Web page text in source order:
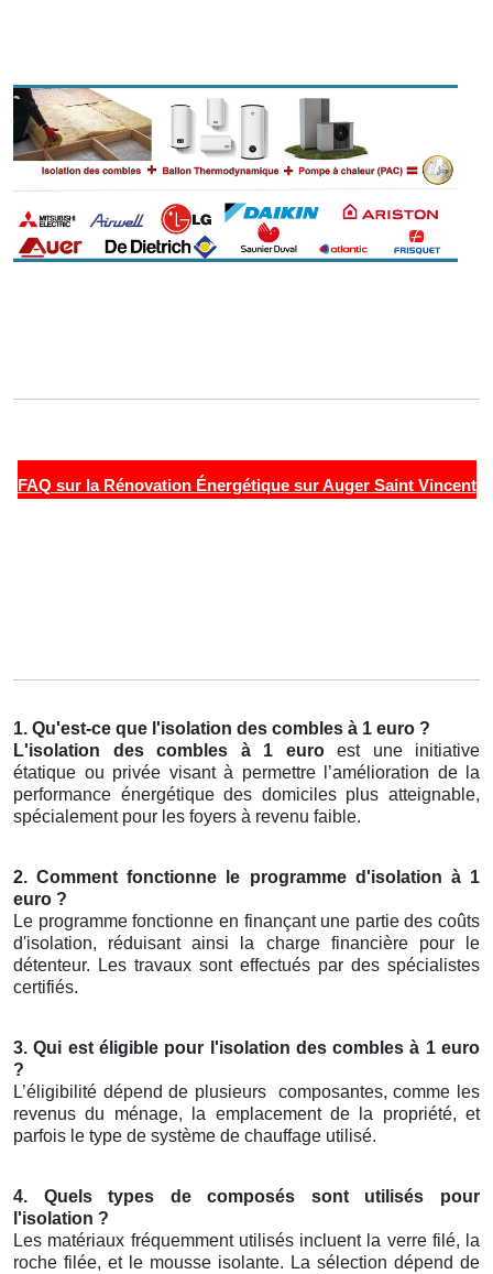
FAQ sur la Rénovation Énergétique sur Auger Saint Vincent
1. Qu'est-ce que l'isolation des combles à 1 euro ?
L'isolation des combles à 1 euroest une initiative
étatique ou privée visant à permettre l’amélioration de la
performance énergétique des domiciles plus atteignable,
spécialement pour les foyers à revenu faible.
2. Comment fonctionne le programme d'isolation à 1
euro ?
Le programme fonctionne en finançant une partie des coûts
d'isolation, réduisant ainsi la charge financière pour le
détenteur. Les travaux sont effectués par des spécialistes
certifiés.
3. Qui est éligible pour l'isolation des combles à 1 euro
?
L’éligibilité dépend de plusieurs
composantes, comme les
revenus du ménage, la emplacement de la propriété, et
parfois le type de système de chauffage utilisé.
4. Quels types de composés sont utilisés pour
l'isolation ?
Les matériaux fréquemment utilisés incluent la verre filé, la
roche filée, et le mousse isolante. La sélection dépend de